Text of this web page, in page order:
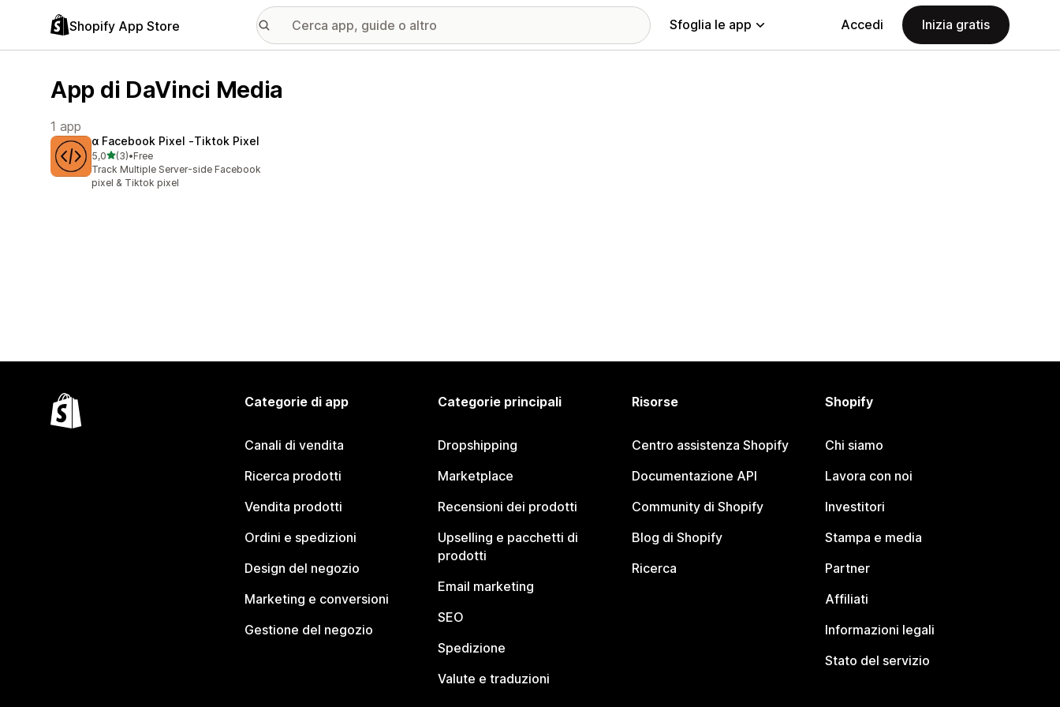
Shopify App Store Sfoglia le app Accedi Inizia gratis
App di DaVinci Media
1 app
α Facebook Pixel ‑Tiktok Pixel
5,0stelle su 5
(3)
3 recensioni totali
•Free
Track Multiple Server-side Facebook
pixel & Tiktok pixel
Categorie di app
Canali di vendita
Ricerca prodotti
Vendita prodotti
Ordini e spedizioni
Design del negozio
Marketing e conversioni
Gestione del negozio
Categorie principali
Dropshipping
Marketplace
Recensioni dei prodotti
Upselling e pacchetti di
prodotti
Email marketing
SEO
Spedizione
Valute e traduzioni
Risorse
Centro assistenza Shopify
Documentazione API
Community di Shopify
Blog di Shopify
Ricerca
Shopify
Chi siamo
Lavora con noi
Investitori
Stampa e media
Partner
Affiliati
Informazioni legali
Stato del servizio